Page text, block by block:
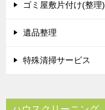
ゴミ屋敷片付け(整理)
遺品整理
特殊清掃サービス